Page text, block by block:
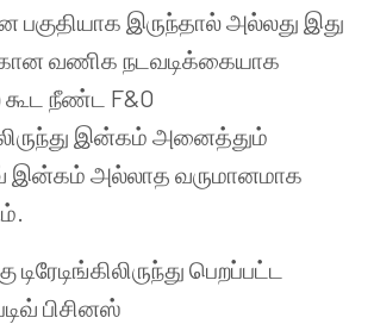
பகுதியாக இருந்தால் அல்லது இது
வணிக நடவடிக்கையாக
கூட நீண்ட F&O
இன்கம் அனைத்தும்
இன்கம் அல்லாத வருமானமாக
பெறப்பட்ட
பிசினஸ்